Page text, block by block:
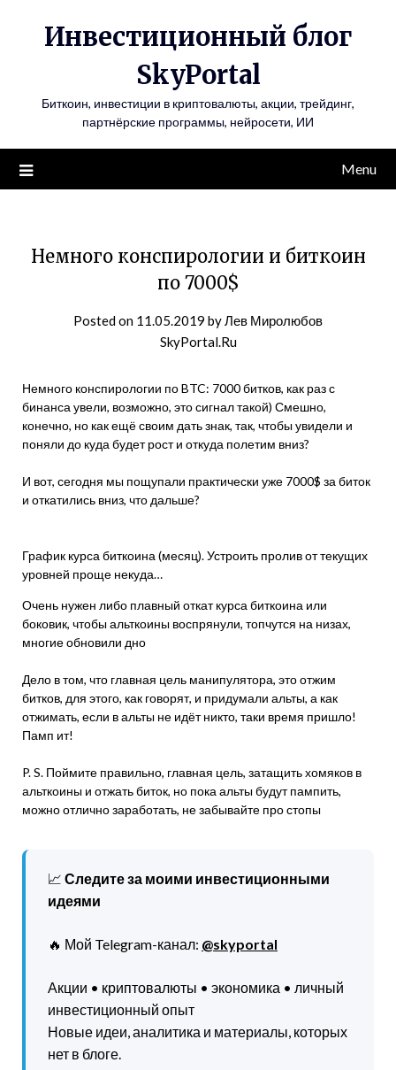
Инвестиционный блог
SkyPortal
Биткоин, инвестиции в криптовалюты, акции, трейдинг,
партнёрские программы, нейросети, ИИ
Menu
Немного конспирологии и биткоин
по 7000$
Posted on 11.05.2019 byЛев Миролюбов
SkyPortal.Ru
Немного конспирологии по BTC: 7000 битков, как раз с
бинанса увели, возможно, это сигнал такой) Смешно,
конечно, но как ещё своим дать знак, так, чтобы увидели и
поняли до куда будет рост и откуда полетим вниз?
И вот, сегодня мы пощупали практически уже 7000$ за биток
и откатились вниз, что дальше?
График курса биткоина (месяц). Устроить пролив от текущих
уровней проще некуда…
Очень нужен либо плавный откат курса биткоина или
боковик, чтобы альткоины воспрянули, топчутся на низах,
многие обновили дно
Дело в том, что главная цель манипулятора, это отжим
битков, для этого, как говорят, и придумали альты, а как
отжимать, если в альты не идёт никто, таки время пришло!
Памп ит!
P. S. Поймите правильно, главная цель, затащить хомяков в
альткоины и отжать биток, но пока альты будут пампить,
можно отлично заработать, не забывайте про стопы
📈 Следите за моими инвестиционными
идеями
🔥 Мой Telegram-канал: @skyportal
Акции • криптовалюты • экономика • личный
инвестиционный опыт
Новые идеи, аналитика и материалы, которых
нет в блоге.